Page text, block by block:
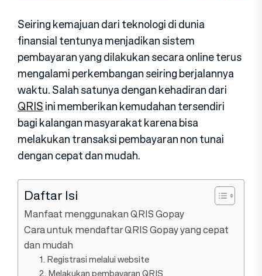
Seiring kemajuan dari teknologi di dunia
finansial tentunya menjadikan sistem
pembayaran yang dilakukan secara online terus
mengalami perkembangan seiring berjalannya
waktu. Salah satunya dengan kehadiran dari
QRISini memberikan kemudahan tersendiri
bagi kalangan masyarakat karena bisa
melakukan transaksi pembayaran non tunai
dengan cepat dan mudah.
Daftar Isi
Manfaat menggunakan QRIS Gopay
Cara untuk mendaftar QRIS Gopay yang cepat
dan mudah
1. Registrasi melalui website
2. Melakukan pembayaran QRIS